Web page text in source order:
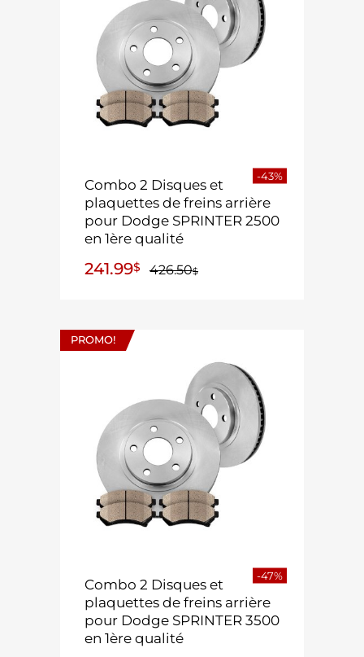
Combo 2 Disques et
plaquettes de freins arrière
pour Dodge SPRINTER 2500
en 1ère qualité
426.50$
241.99$
-43%
PROMO!
Combo 2 Disques et
plaquettes de freins arrière
pour Dodge SPRINTER 3500
en 1ère qualité
-47%